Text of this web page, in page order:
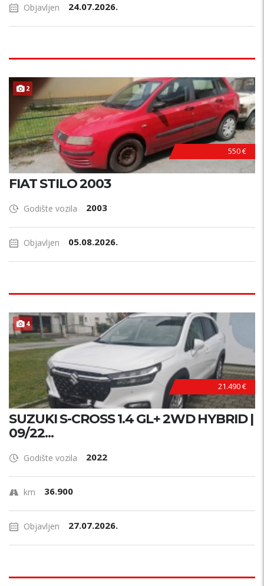
Objavljen 24.07.2026.
2
550 €
FIAT STILO 2003
Godište vozila 2003
Objavljen 05.08.2026.
4
21.490 €
SUZUKI S-CROSS 1.4 GL+ 2WD HYBRID |
09/22...
Godište vozila 2022
km 36.900
Objavljen 27.07.2026.